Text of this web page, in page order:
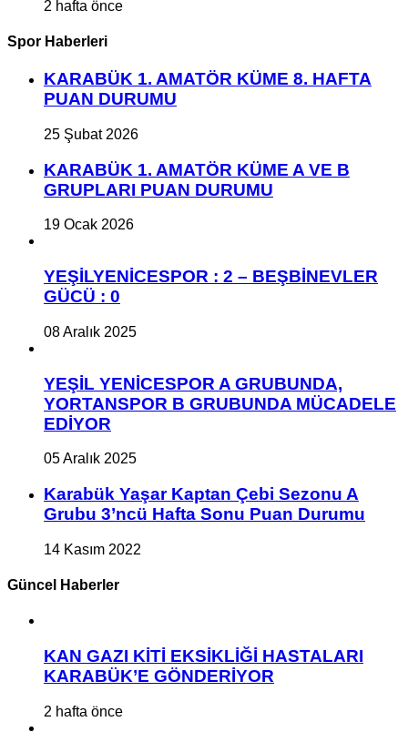
2 hafta önce
Spor Haberleri
KARABÜK 1. AMATÖR KÜME 8. HAFTA
PUAN DURUMU
25 Şubat 2026
KARABÜK 1. AMATÖR KÜME A VE B
GRUPLARI PUAN DURUMU
19 Ocak 2026
YEŞİLYENİCESPOR : 2 – BEŞBİNEVLER
GÜCÜ : 0
08 Aralık 2025
YEŞİL YENİCESPOR A GRUBUNDA,
YORTANSPOR B GRUBUNDA MÜCADELE
EDİYOR
05 Aralık 2025
Karabük Yaşar Kaptan Çebi Sezonu A
Grubu 3’ncü Hafta Sonu Puan Durumu
14 Kasım 2022
Güncel Haberler
KAN GAZI KİTİ EKSİKLİĞİ HASTALARI
KARABÜK’E GÖNDERİYOR
2 hafta önce